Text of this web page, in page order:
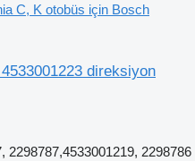
C, K otobüs için Bosch
direksiyon
2298787,4533001219, 2298786